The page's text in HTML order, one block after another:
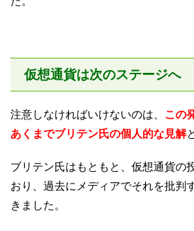
仮想通貨は次のステージへ
注意しなければいけないのは、
この
あくまでブリテン氏の個人的な見解
ブリテン氏はもともと、仮想通貨の
おり、過去にメディアでそれを批判
きました。